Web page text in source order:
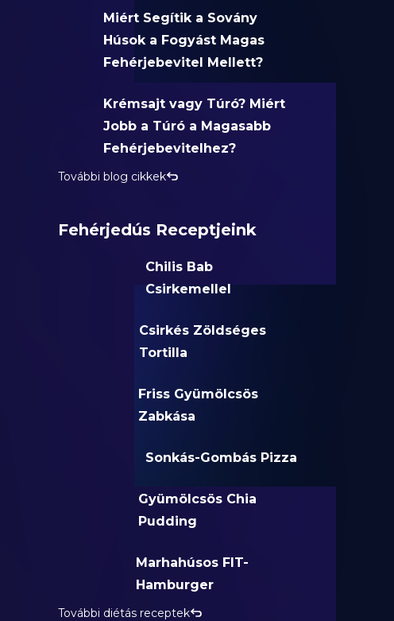
Miért Segítik a Sovány
Húsok a Fogyást Magas
Fehérjebevitel Mellett?
Krémsajt vagy Túró? Miért
Jobb a Túró a Magasabb
Fehérjebevitelhez?
További blog cikkek
Fehérjedús Receptjeink
Chilis Bab
Csirkemellel
Csirkés Zöldséges
Tortilla
Friss Gyümölcsös
Zabkása
Sonkás-Gombás Pizza
Gyümölcsös Chia
Pudding
Marhahúsos FIT-
Hamburger
További diétás receptek